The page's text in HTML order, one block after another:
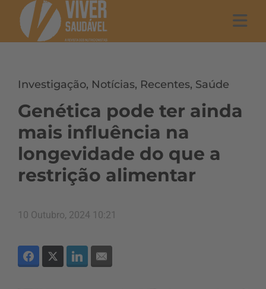
Investigação, Notícias, Recentes, Saúde
Genética pode ter ainda
mais influência na
longevidade do que a
restrição alimentar
10 Outubro, 2024 10:21